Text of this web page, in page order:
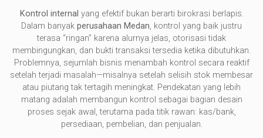
Kontrol internal yang efektif bukan berarti birokrasi berlapis.
Dalam banyak perusahaan Medan, kontrol yang baik justru
terasa “ringan” karena alurnya jelas, otorisasi tidak
membingungkan, dan bukti transaksi tersedia ketika dibutuhkan.
Problemnya, sejumlah bisnis menambah kontrol secara reaktif
setelah terjadi masalah—misalnya setelah selisih stok membesar
atau piutang tak tertagih meningkat. Pendekatan yang lebih
matang adalah membangun kontrol sebagai bagian desain
proses sejak awal, terutama pada titik rawan: kas/bank,
persediaan, pembelian, dan penjualan.